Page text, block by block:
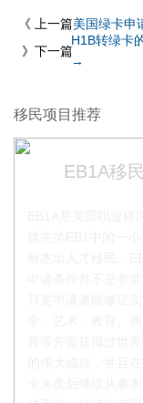
《 上一篇美国绿卡申
》下一篇
H1B转绿卡
→
移民项目推荐
EB1A移民